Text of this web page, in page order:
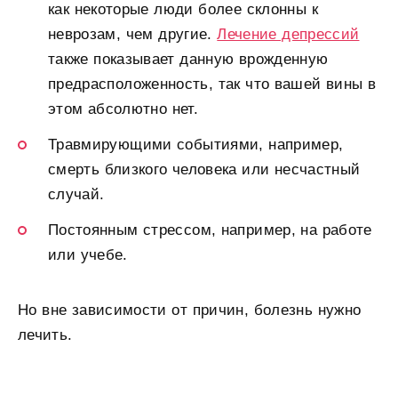
как некоторые люди более склонны к
неврозам, чем другие.Лечение депрессий
также показывает данную врожденную
предрасположенность, так что вашей вины в
этом абсолютно нет.
Травмирующими событиями, например,
смерть близкого человека или несчастный
случай.
Постоянным стрессом, например, на работе
или учебе.
Но вне зависимости от причин, болезнь нужно
лечить.